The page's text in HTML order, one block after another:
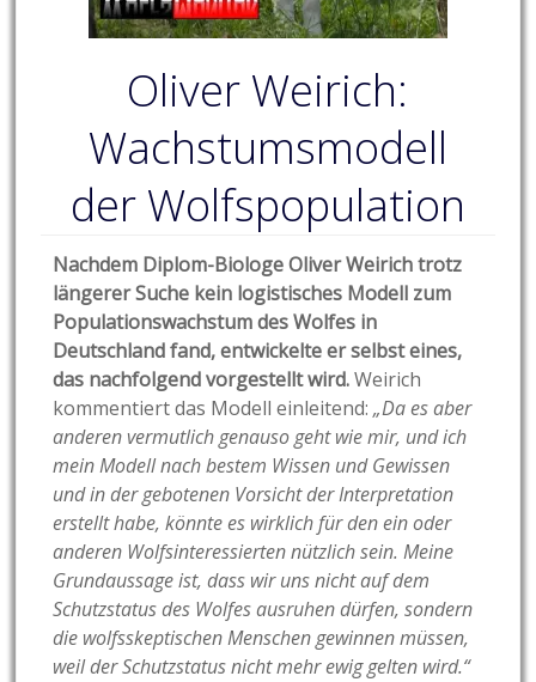
Oliver Weirich:
Wachstumsmodell
der Wolfspopulation
Nachdem Diplom-Biologe Oliver Weirich trotz
längerer Suche kein logistisches Modell zum
Populationswachstum des Wolfes in
Deutschland fand, entwickelte er selbst eines,
das nachfolgend vorgestellt wird.Weirich
kommentiert das Modell einleitend:„Da es aber
anderen vermutlich genauso geht wie mir, und ich
mein Modell nach bestem Wissen und Gewissen
und in der gebotenen Vorsicht der Interpretation
erstellt habe, könnte es wirklich für den ein oder
anderen Wolfsinteressierten nützlich sein. Meine
Grundaussage ist, dass wir uns nicht auf dem
Schutzstatus des Wolfes ausruhen dürfen, sondern
die wolfsskeptischen Menschen gewinnen müssen,
weil der Schutzstatus nicht mehr ewig gelten wird.“